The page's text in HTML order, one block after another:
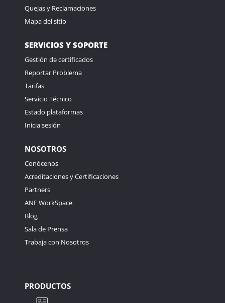
Quejas y Reclamaciones
Mapa del sitio
SERVICIOS Y SOPORTE
Gestión de certificados
Reportar Problema
Tarifas
Servicio Técnico
Estado plataformas
Inicia sesión
NOSOTROS
Conócenos
Acreditaciones y Certificaciones
Partners
ANF WorkSpace
Blog
Sala de Prensa
Trabaja con Nosotros
PRODUCTOS